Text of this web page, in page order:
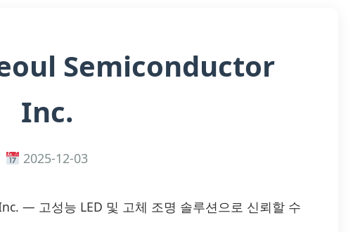
Semiconductor
Inc.
2025-12-03
— 고성능 LED 및 고체 조명 솔루션으로 신뢰할 수